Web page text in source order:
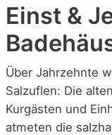
Einst &
Über Jahrzehnte
Salzuflen: Die
Kurgästen und
atmeten die